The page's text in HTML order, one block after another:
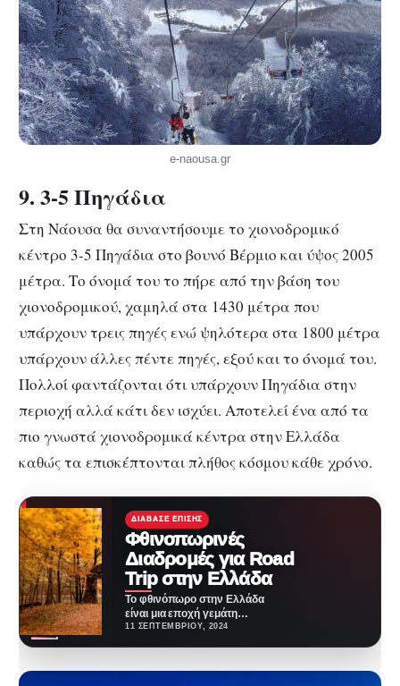
e-naousa.gr
9. 3-5 Πηγάδια
Στη Νάουσα θα συναντήσουμε το χιονοδρομικό
κέντρο 3-5 Πηγάδια στο βουνό Βέρμιο και ύψος 2005
μέτρα. Το όνομά του το πήρε από την βάση του
χιονοδρομικού, χαμηλά στα 1430 μέτρα που
υπάρχουν τρεις πηγές ενώ ψηλότερα στα 1800 μέτρα
υπάρχουν άλλες πέντε πηγές, εξού και το όνομά του.
Πολλοί φαντάζονται ότι υπάρχουν Πηγάδια στην
περιοχή αλλά κάτι δεν ισχύει. Αποτελεί ένα από τα
πιο γνωστά χιονοδρομικά κέντρα στην Ελλάδα
καθώς τα επισκέπτονται πλήθος κόσμου κάθε χρόνο.
ΔΙΆΒΑΣΕ ΕΠΊΣΗΣ
Φθινοπωρινές
Διαδρομές για Road
Trip στην Ελλάδα
Το φθινόπωρο στην Ελλάδα
είναι μια εποχή γεμάτη
αντιθέσεις και μαγεία. Καθώς τα
11 ΣΕΠΤΕΜΒΡΊΟΥ, 2024